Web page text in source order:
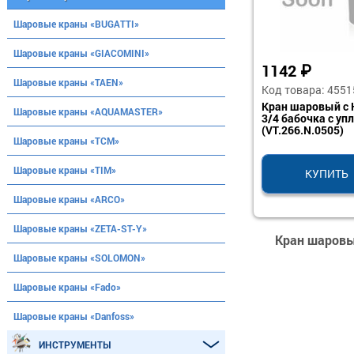
1142 ₽
Код товара:
Кран шаровый с
3/4 бабочка с
(VT.266.N.0505)
КУПИТЬ
Кран
Шаровые краны «BUGATTI»
Шаровые краны «GIACOMINI»
Шаровые краны «TAEN»
Шаровые краны «AQUAMASTER»
Шаровые краны «ТСМ»
Шаровые краны «TIM»
Шаровые краны «ARCO»
Шаровые краны «ZETA-ST-Y»
Шаровые краны «SOLOMON»
Шаровые краны «Fado»
Шаровые краны «Danfoss»
ИНСТРУМЕНТЫ